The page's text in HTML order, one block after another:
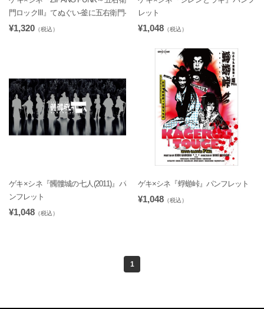
門ロックIII』てぬぐい-釜に五右衛門-
¥1,320 （税込）
レット
¥1,048 （税込）
ゲキ×シネ『髑髏城の七人(2011)』パ
ンフレット
¥1,048 （税込）
ゲキ×シネ『蜉蝣峠』パンフレット
¥1,048 （税込）
1